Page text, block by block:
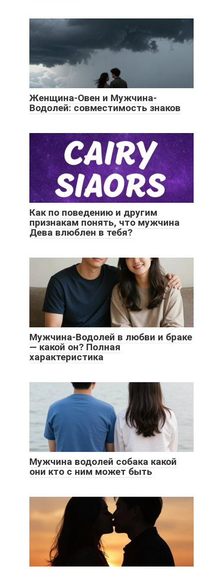
Женщина-Овен и Мужчина-
Водолей: совместимость знаков
Как по поведению и другим
признакам понять, что мужчина
Дева влюблен в тебя?
Мужчина-Водолей в любви и браке
— какой он? Полная
характеристика
Мужчина водолей собака какой
они кто с ним может быть